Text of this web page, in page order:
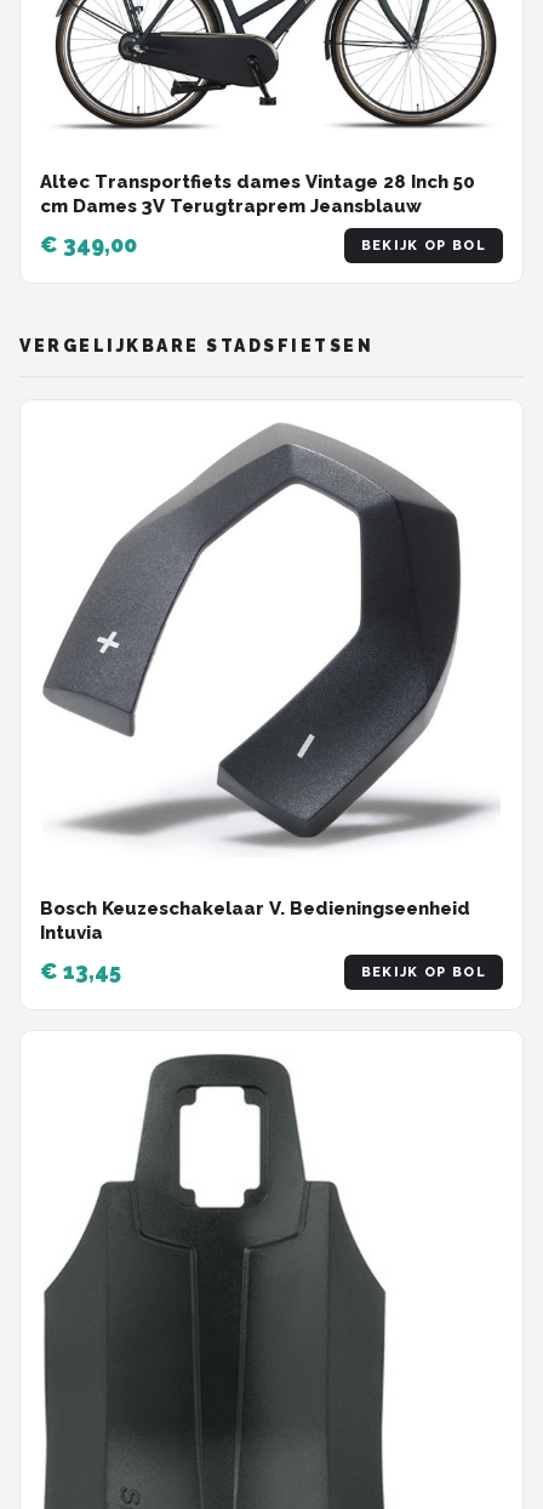
Altec Transportfiets dames Vintage 28 Inch 50
cm Dames 3V Terugtraprem Jeansblauw
€ 349,00 BEKIJK OP BOL
VERGELIJKBARE STADSFIETSEN
Bosch Keuzeschakelaar V. Bedieningseenheid
Intuvia
€ 13,45 BEKIJK OP BOL